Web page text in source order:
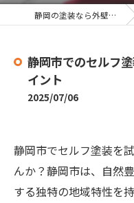
静岡の塗装なら外壁塗装専門店 モチエイ
静岡市でのセルフ
イント
2025/07/06
静岡市でセルフ塗装を
んか？静岡市は、自然
する独特の地域特性を